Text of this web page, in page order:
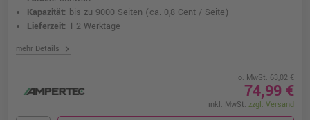
Kapazität: bis zu 9000 Seiten (ca. 0,8 Cent / Seite)
Lieferzeit: 1-2 Werktage
mehr Details chevron_right
o. MwSt. 63,02 €
74,99 €
inkl. MwSt. zzgl. Versand